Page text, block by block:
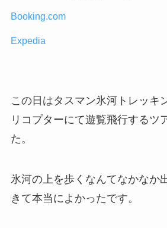
Booking.com
Expedia
この日はタスマン氷河トレッキ
リコプターにて遊覧飛行するツ
た。
氷河の上を歩くなんてなかなか
きて本当によかったです。